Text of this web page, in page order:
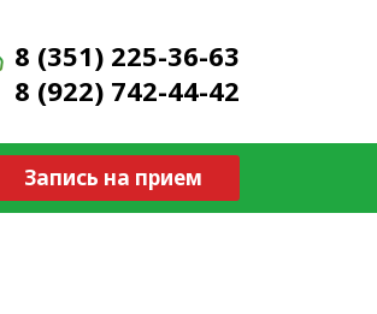
8 (351) 225-36-63
8 (922) 742-44-42
Запись на прием